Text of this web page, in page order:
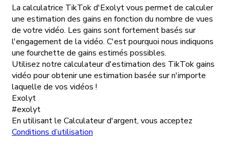
La calculatrice TikTok d'Exolyt vous permet de calculer
une estimation des gains en fonction du nombre de vues
de votre vidéo. Les gains sont fortement basés sur
l'engagement de la vidéo. C'est pourquoi nous indiquons
une fourchette de gains estimés possibles.
Utilisez notre calculateur d'estimation des TikTok gains
vidéo pour obtenir une estimation basée sur n'importe
laquelle de vos vidéos !
Exolyt
#exolyt
En utilisant le Calculateur d'argent, vous acceptez
Conditions d’utilisation